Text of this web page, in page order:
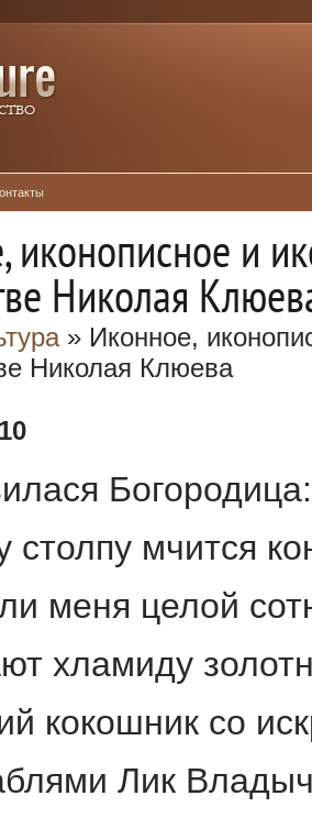
иконописное и
Николая
» Иконное,
Николая Клюева
Богородица:
столпу мчится
меня целой
хламиду
кокошник со
Лик